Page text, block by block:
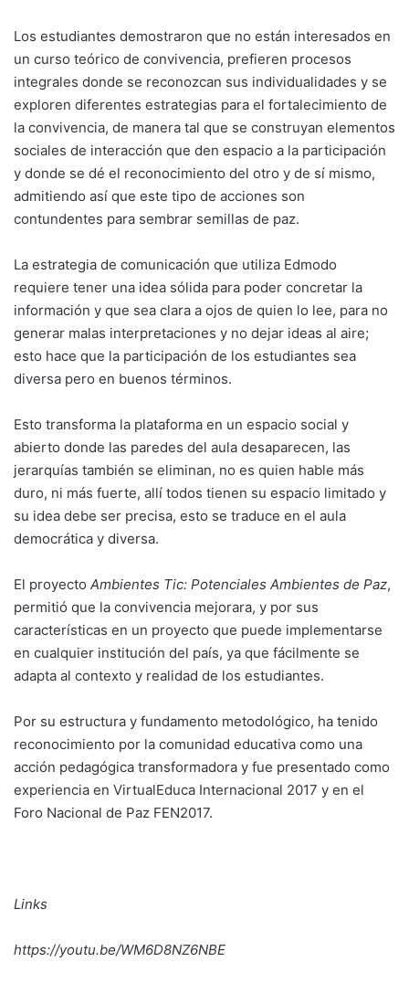
Los estudiantes demostraron que no están interesados en
un curso teórico de convivencia, prefieren procesos
integrales donde se reconozcan sus individualidades y se
exploren diferentes estrategias para el fortalecimiento de
la convivencia, de manera tal que se construyan elementos
sociales de interacción que den espacio a la participación
y donde se dé el reconocimiento del otro y de sí mismo,
admitiendo así que este tipo de acciones son
contundentes para sembrar semillas de paz.
La estrategia de comunicación que utiliza Edmodo
requiere tener una idea sólida para poder concretar la
información y que sea clara a ojos de quien lo lee, para no
generar malas interpretaciones y no dejar ideas al aire;
esto hace que la participación de los estudiantes sea
diversa pero en buenos términos.
Esto transforma la plataforma en un espacio social y
abierto donde las paredes del aula desaparecen, las
jerarquías también se eliminan, no es quien hable más
duro, ni más fuerte, allí todos tienen su espacio limitado y
su idea debe ser precisa, esto se traduce en el aula
democrática y diversa.
El proyecto Ambientes Tic: Potenciales Ambientes de Paz,
permitió que la convivencia mejorara, y por sus
características en un proyecto que puede implementarse
en cualquier institución del país, ya que fácilmente se
adapta al contexto y realidad de los estudiantes.
Por su estructura y fundamento metodológico, ha tenido
reconocimiento por la comunidad educativa como una
acción pedagógica transformadora y fue presentado como
experiencia en VirtualEduca Internacional 2017 y en el
Foro Nacional de Paz FEN2017.
Links
https://youtu.be/WM6D8NZ6NBE